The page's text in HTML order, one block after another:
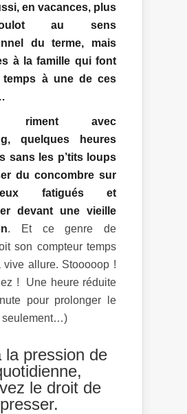
en vacances, plus
au sens
du terme, mais
à la famille qui font
temps à une de ces
riment avec
quelques heures
sans les p’tits loups
du concombre sur
fatigués et
devant une vieille
. Et ce genre de
son compteur temps
vive allure. Stooooop !
! Une heure réduite
pour prolonger le
seulement…)
la pression de
le droit de